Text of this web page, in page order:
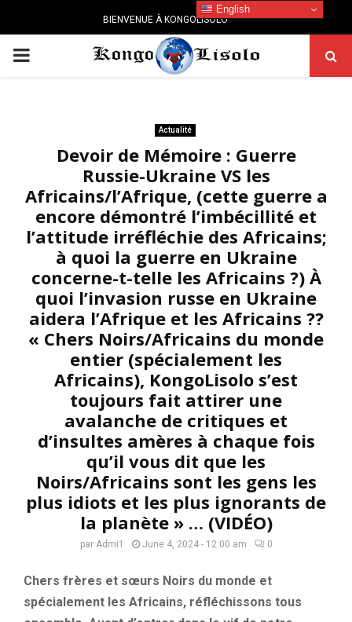
BIENVENUE À KONGOLISOLO
PRIMARY
Actualité
Devoir de Mémoire : Guerre
Russie-Ukraine VS les
Africains/l’Afrique, (cette guerre a
encore démontré l’imbécillité et
l’attitude irréfléchie des Africains;
à quoi la guerre en Ukraine
concerne-t-telle les Africains ?) À
quoi l’invasion russe en Ukraine
aidera l’Afrique et les Africains ??
« Chers Noirs/Africains du monde
entier (spécialement les
Africains), KongoLisolo s’est
toujours fait attirer une
avalanche de critiques et
d’insultes amères à chaque fois
qu’il vous dit que les
Noirs/Africains sont les gens les
plus idiots et les plus ignorants de
la planète » … (VIDÉO)
par Admi1 June 4, 2024 - 12:00 am 0
Chers frères et sœurs Noirs du monde et
spécialement les Africains, réfléchissons tous
English